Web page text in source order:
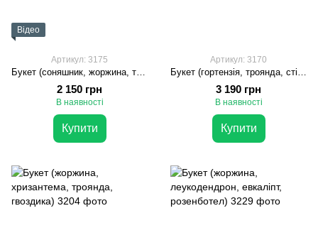
Відео
Артикул: 3175
Букет (соняшник, жоржина, троянда, хризантема, гвоздика)
2 150 грн
В наявності
Купити
Артикул: 3170
Букет (гортензія, троянда, стіфа, евкаліпт, леукодендрон, жоржина)
3 190 грн
В наявності
Купити